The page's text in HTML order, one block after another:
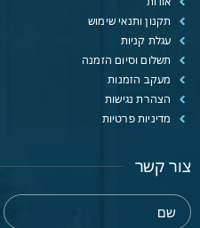
תקנון ותנאי שימוש
עגלת קניות
תשלום וסיום הזמנה
מעקב הזמנות
הצהרת נגישות
מדיניות פרטיות
צור קשר